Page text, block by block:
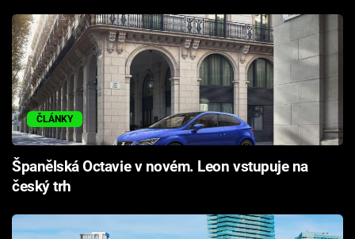
ČLÁNKY
Španělská Octavie v novém. Leon vstupuje na
český trh